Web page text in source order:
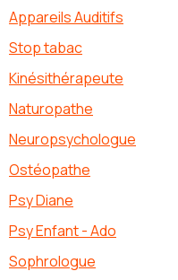
Appareils Auditifs
Stop tabac
Kinésithérapeute
Naturopathe
Neuropsychologue
Ostéopathe
Psy Diane
Psy Enfant - Ado
Sophrologue